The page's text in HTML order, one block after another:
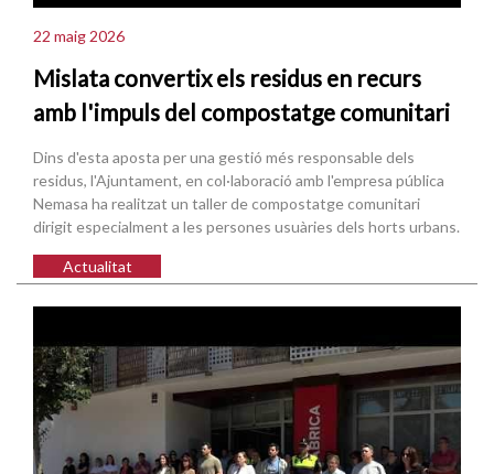
22 maig 2026
Mislata convertix els residus en recurs
amb l'impuls del compostatge comunitari
Dins d'esta aposta per una gestió més responsable dels
residus, l'Ajuntament, en col·laboració amb l'empresa pública
Nemasa ha realitzat un taller de compostatge comunitari
dirigit especialment a les persones usuàries dels horts urbans.
Actualitat